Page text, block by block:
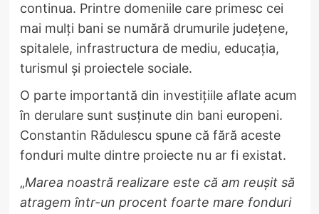
continua. Printre domeniile care primesc cei
mai mulți bani se numără drumurile județene,
spitalele, infrastructura de mediu, educația,
turismul și proiectele sociale.
O parte importantă din investițiile aflate acum
în derulare sunt susținute din bani europeni.
Constantin Rădulescu spune că fără aceste
fonduri multe dintre proiecte nu ar fi existat.
„Marea noastră realizare este că am reușit să
atragem într-un procent foarte mare fonduri